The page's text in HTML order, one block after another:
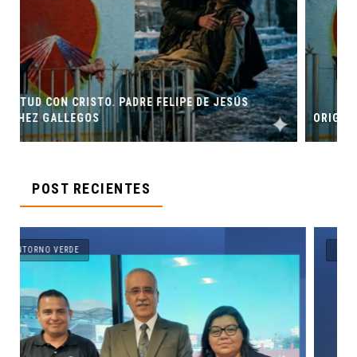
ORIGEN Y PROPÓSITO DE CASA INDI
POST RECIENTES